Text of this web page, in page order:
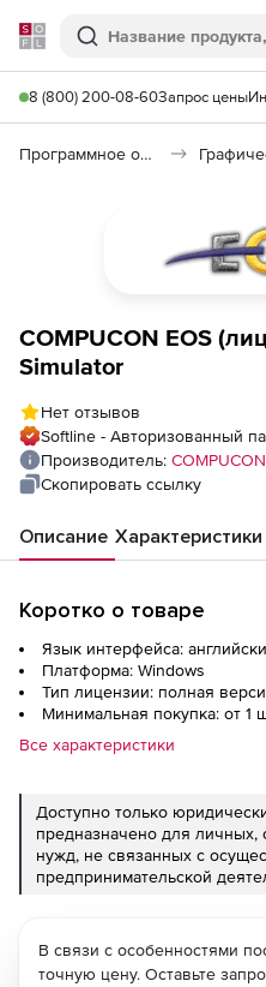
Softline
Поиск
8 (800) 200-08-60Запрос цены
Программное обеспечение для графики и дизайна
COMPUCON EOS
Simulator
Нет отзывов
Softline - Авторизованный
Производитель: COMPUCON
Скопировать ссылку
Описание Характеристики
Коротко о товаре
Язык интерфейса:
Платформа: Windows
Тип лицензии: полная
Минимальная покупка: от 1
Все характеристики
Доступно только
предназначено для
нужд, не связанных с
предпринимательской
В связи с особенностями
точную цену. Оставьте